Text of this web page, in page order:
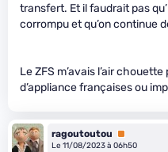
transfert. Et il faudrait pas
corrompu et qu’on continue
Le ZFS m’avais l’air
d’appliance françaises ou
ragoutoutou
Premium
Le 11/08/2023 à 06h50